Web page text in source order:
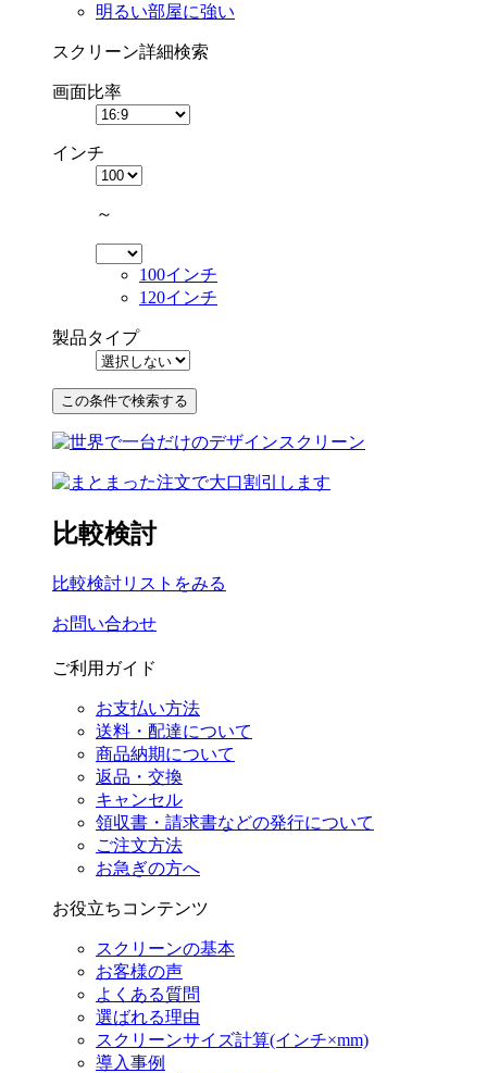
明るい部屋に強い
スクリーン詳細検索
画面比率
インチ
～
100インチ
120インチ
製品タイプ
比較検討
比較検討リストをみる
お問い合わせ
ご利用ガイド
お支払い方法
送料・配達について
商品納期について
返品・交換
キャンセル
領収書・請求書などの発行について
ご注文方法
お急ぎの方へ
お役立ちコンテンツ
スクリーンの基本
お客様の声
よくある質問
選ばれる理由
スクリーンサイズ計算(インチ×mm)
導入事例